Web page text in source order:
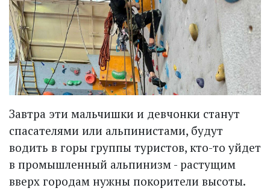
Завтра эти мальчишки и девчонки станут
спасателями или альпинистами, будут
водить в горы группы туристов, кто-то уйдет
в промышленный альпинизм - растущим
вверх городам нужны покорители высоты.